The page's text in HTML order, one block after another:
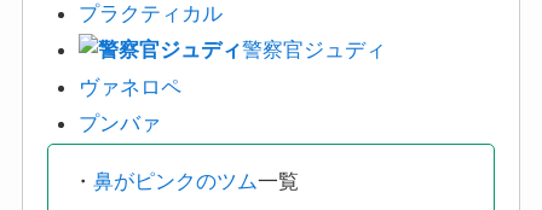
プラクティカル
警察官ジュディ
ヴァネロペ
プンバァ
・ 鼻がピンクのツム一覧